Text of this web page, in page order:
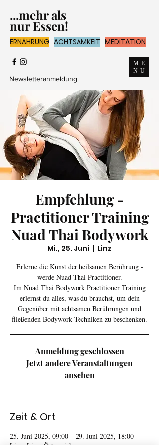
...mehr als
nur Essen!
ERNÄHRUNG ACHTSAMKEIT MEDITATION
Newsletteranmeldung
ME
NU
Empfehlung -
Practitioner Training
Nuad Thai Bodywork
Mi., 25. Juni
  |
Linz
Erlerne die Kunst der heilsamen Berührung -
werde Nuad Thai Practitioner.
Im Nuad Thai Bodywork Practitioner Training
erlernst du alles, was du brauchst, um dein
Gegenüber mit achtsamen Berührungen und
fließenden Bodywork Techniken zu beschenken.
Anmeldung geschlossen
Jetzt andere Veranstaltungen
ansehen
Zeit & Ort
25. Juni 2025, 09:00 – 29. Juni 2025, 18:00